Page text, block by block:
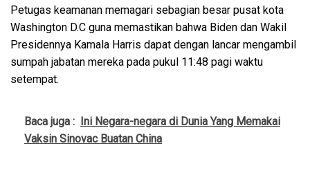
Petugas keamanan memagari sebagian besar pusat kota
Washington D.C guna memastikan bahwa Biden dan Wakil
Presidennya Kamala Harris dapat dengan lancar mengambil
sumpah jabatan mereka pada pukul 11:48 pagi waktu
setempat.
Baca juga : Ini Negara-negara di Dunia Yang Memakai
Vaksin Sinovac Buatan China